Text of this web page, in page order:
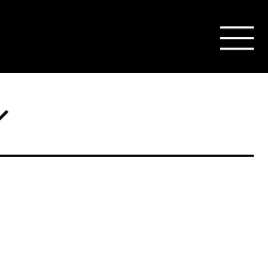
Kulturhaus Lüdenscheid